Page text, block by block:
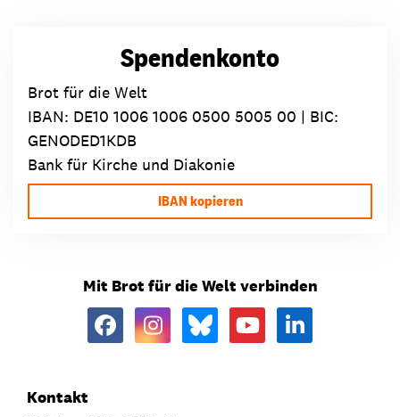
Spendenkonto
Brot für die Welt
IBAN: DE10 1006 1006 0500 5005 00 | BIC:
GENODED1KDB
Bank für Kirche und Diakonie
IBAN kopieren
Mit Brot für die Welt verbinden
Kontakt